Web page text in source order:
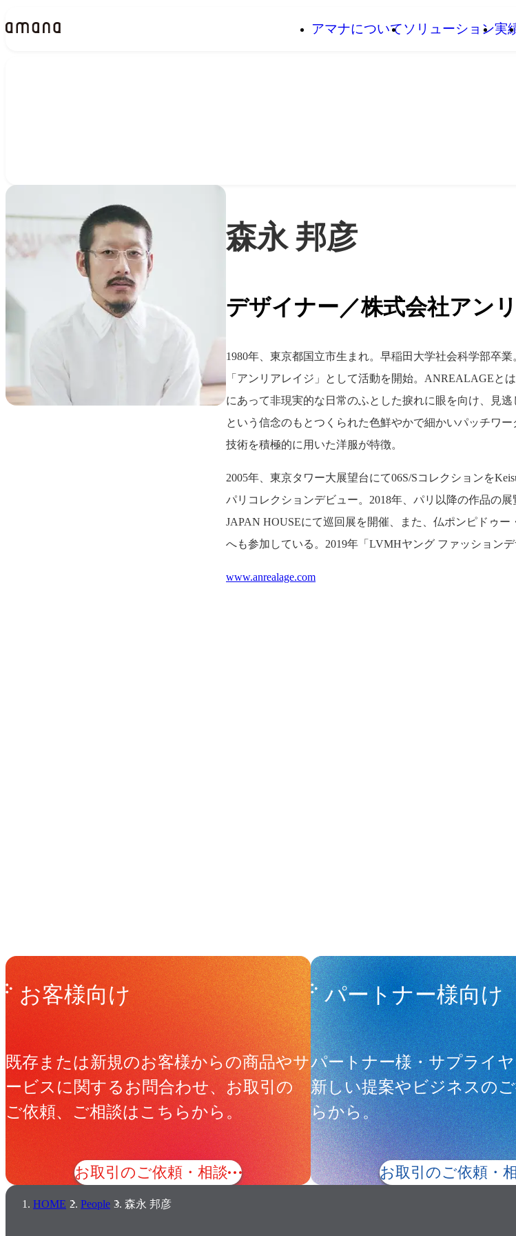
アマナについてソリューション実
森永 邦彦
デザイナー／株式会社アン
1980年、東京都国立市生まれ。早稲田大学社会科学部卒
「アンリアレイジ」として活動を開始。ANREALAGE
にあって非現実的な日常のふとした捩れに眼を向け、見
という信念のもとつくられた色鮮やかで細かいパッチワ
技術を積極的に用いた洋服が特徴。
2005年、東京タワー大展望台にて06S/Sコレクションを
パリコレクションデビュー。2018年、パリ以降の作品の
JAPAN HOUSEにて巡回展を開催、また、仏ポンピドゥ
へも参加している。2019年「LVMHヤング ファッション
www.anrealage.com
Get in Touchお問い合わせ
お客様向け
既存または新規のお客様からの商品やサ
ービスに関するお問合わせ、お取引の
ご依頼、ご相談はこちらから。
お取引のご依頼・相談
パートナー様向け
パートナー様・サプライ
新しい提案やビジネスの
らから。
お取引のご依頼・
HOME People 森永 邦彦